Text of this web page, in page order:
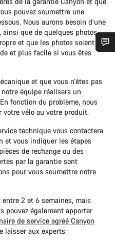
pouvez soumettre une
Nous aurons besoin d’une
que de quelques photos
et que les photos soient
et plus facile si vous êtes
et que vous n’êtes pas
équipe réalisera un
fonction du problème, nous
votre vélo ou votre produit.
technique vous contactera
et vous indiquer les étapes
de rechange ou des
par la garantie sont
pour vous soumettre notre
2 et 6 semaines, mais
pouvez également apporter
de service agréé Canyon
laisser aux experts.
vous attendent pour
le Chat
Fermer